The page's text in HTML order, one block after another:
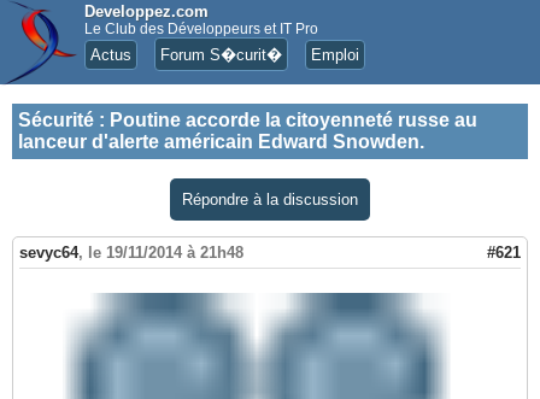
Developpez.com
Le Club des Développeurs et IT Pro
Actus Forum S�curit� Emploi
Sécurité : Poutine accorde la citoyenneté russe au
lanceur d'alerte américain Edward Snowden.
Répondre à la discussion
sevyc64, le 19/11/2014 à 21h48 #621